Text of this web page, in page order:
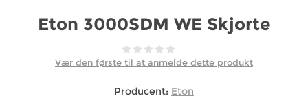
Eton 3000SDM WE Skjorte
Vær den første til at anmelde dette produkt
Producent: Eton